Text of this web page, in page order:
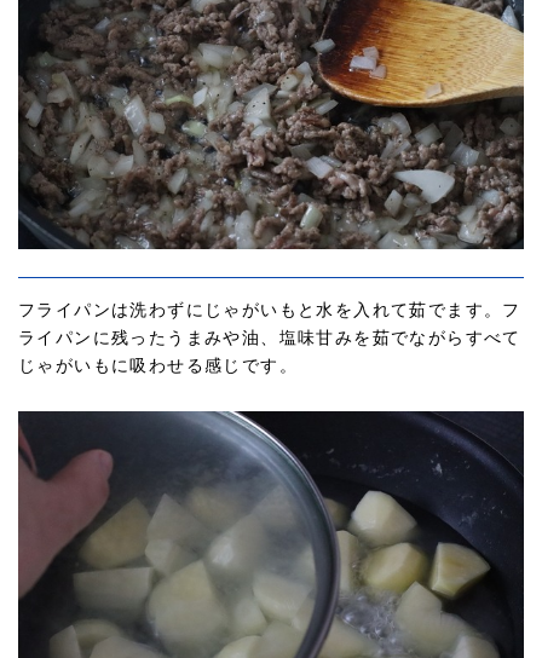
フライパンは洗わずにじゃがいもと水を入れて茹でます。フ
ライパンに残ったうまみや油、塩味甘みを茹でながらすべて
じゃがいもに吸わせる感じです。